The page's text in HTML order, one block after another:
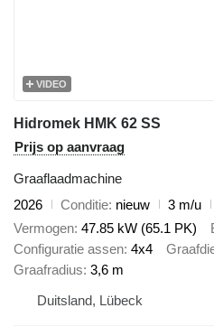
VIDEO
Hidromek HMK 62 SS
Prijs op aanvraag
Graaflaadmachine
2026
Conditie nieuw 3 m/u
Vermogen 47.85 kW (65.1 PK)
Configuratie assen 4x4
Graafradius 3,6 m
Duitsland, Lübeck